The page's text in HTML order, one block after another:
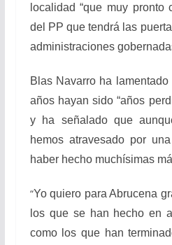
localidad “que muy
del PP que tendrá las
administraciones
Blas Navarro ha
años hayan sido “años
y ha señalado que
hemos atravesado por
haber hecho muchísimas
“Yo quiero para Abrucena
los que se han hecho en
como los que han